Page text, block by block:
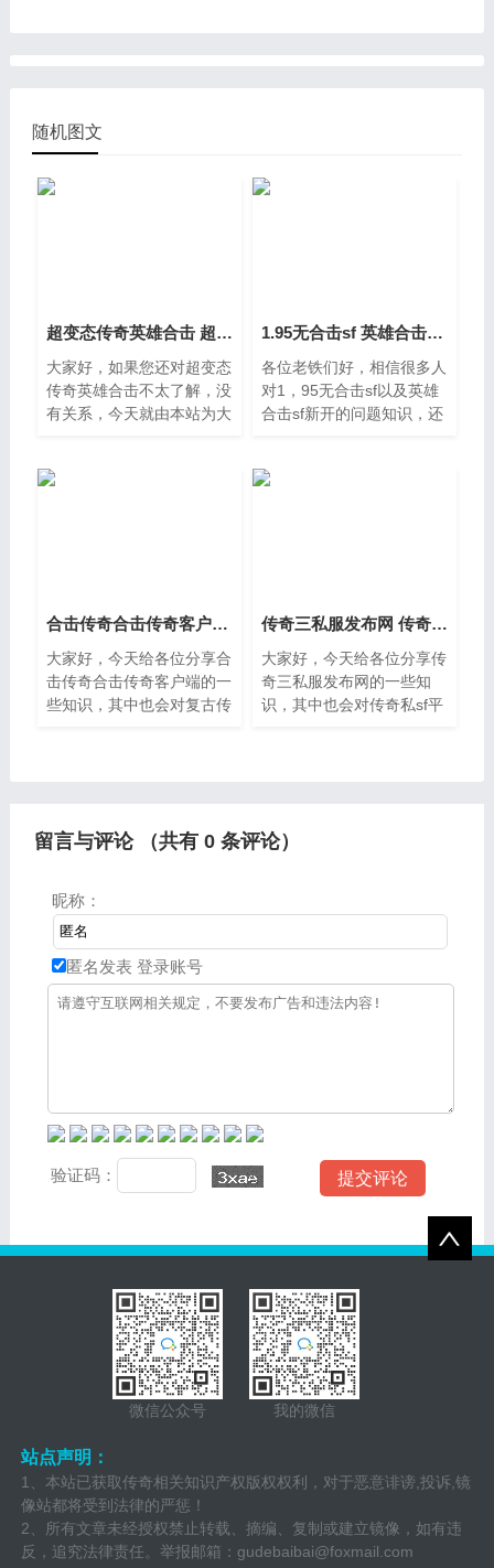
随机图文
超变态传奇英雄合击 超变合击手游传奇
大家好，如果您还对超变态
传奇英雄合击不太了解，没
有关系，今天就由本站为大
传奇的问题都会给大家分析
1.95无合击sf 英雄合击sf新开
各位老铁们好，相信很多人
对1，95无合击sf以及英雄
合击sf新开的问题知识，还
看吧，95无合击sf都不是特
合击传奇合击传奇客户端 复古传奇英雄版合击哪个厉害
大家好，今天给各位分享合
击传奇合击传奇客户端的一
些知识，其中也会对复古传
传奇三私服发布网 传奇私sf平台发布网
大家好，今天给各位分享传
奇三私服发布网的一些知
识，其中也会对传奇私sf平
留言与评论 （共有 0条评论）
昵称：
匿名发表 登录账号
验证码：
微信公众号 我的微信
站点声明：
1、本站已获取传奇相关知识产权版权权利，对于恶意诽谤,投诉,镜
像站都将受到法律的严惩！
2、所有文章未经授权禁止转载、摘编、复制或建立镜像，如有违
反，追究法律责任。举报邮箱： gudebaibai@foxmail.com